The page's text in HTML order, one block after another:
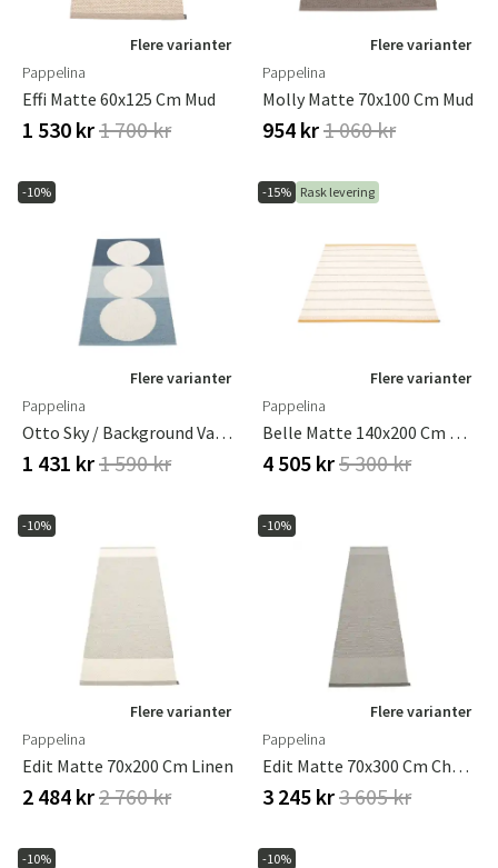
Flere varianter
Pappelina
Effi Matte 60x125 Cm Mud
1 530 kr1 700 kr
Flere varianter
Pappelina
Molly Matte 70x100 Cm Mud
954 kr1 060 kr
-10%
Flere varianter
Pappelina
Otto Sky / Background Vanilla Teppe 70 X 140 Cm
1 431 kr1 590 kr
-15% Rask levering
Flere varianter
Pappelina
Belle Matte 140x200 Cm Ochre
4 505 kr5 300 kr
-10%
Flere varianter
Pappelina
Edit Matte 70x200 Cm Linen
2 484 kr2 760 kr
-10%
Flere varianter
Pappelina
Edit Matte 70x300 Cm Charcoal
3 245 kr3 605 kr
-10% -10%